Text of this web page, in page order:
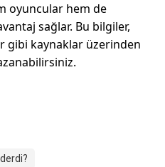
oyuncular hem de
sağlar. Bu bilgiler,
gibi kaynaklar üzerinden